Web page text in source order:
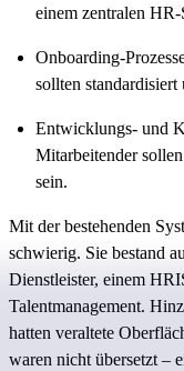
einem zentralen
Onboarding-
sollten
Entwicklungs- und
Mitarbeitender
sein.
Mit der bestehenden
schwierig. Sie bestand
Dienstleister, einem
Talentmanagement.
hatten veraltete
waren nicht übersetzt –